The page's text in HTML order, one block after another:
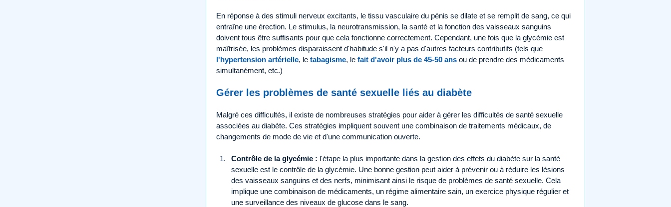
En réponse à des stimuli nerveux excitants, le tissu vasculaire du pénis se dilate et se remplit de sang, ce qui
entraîne une érection. Le stimulus, la neurotransmission, la santé et la fonction des vaisseaux sanguins
doivent tous être suffisants pour que cela fonctionne correctement. Cependant, une fois que la glycémie est
maîtrisée, les problèmes disparaissent d'habitude s'il n'y a pas d'autres facteurs contributifs (tels que
l'hypertension artérielle, le tabagisme, le fait d'avoir plus de 45-50 ans ou de prendre des médicaments
simultanément, etc.)
Gérer les problèmes de santé sexuelle liés au diabète
Malgré ces difficultés, il existe de nombreuses stratégies pour aider à gérer les difficultés de santé sexuelle
associées au diabète. Ces stratégies impliquent souvent une combinaison de traitements médicaux, de
changements de mode de vie et d'une communication ouverte.
Contrôle de la glycémie : l'étape la plus importante dans la gestion des effets du diabète sur la santé
sexuelle est le contrôle de la glycémie. Une bonne gestion peut aider à prévenir ou à réduire les lésions
des vaisseaux sanguins et des nerfs, minimisant ainsi le risque de problèmes de santé sexuelle. Cela
implique une combinaison de médicaments, un régime alimentaire sain, un exercice physique régulier et
une surveillance des niveaux de glucose dans le sang.